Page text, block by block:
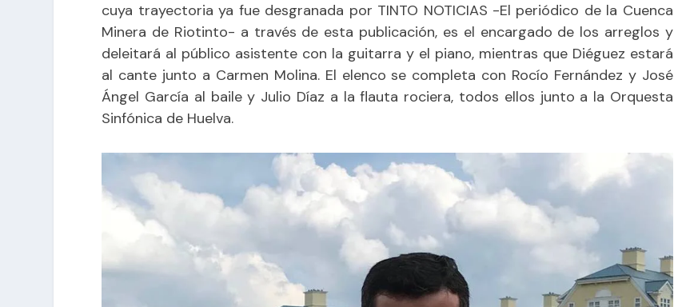
cuya trayectoria ya fue desgranada por TINTO NOTICIAS -El periódico de la Cuenca
Minera de Riotinto- a través de esta publicación, es el encargado de los arreglos y
deleitará al público asistente con la guitarra y el piano, mientras que Diéguez estará
al cante junto a Carmen Molina. El elenco se completa con Rocío Fernández y José
Ángel García al baile y Julio Díaz a la flauta rociera, todos ellos junto a la Orquesta
Sinfónica de Huelva.